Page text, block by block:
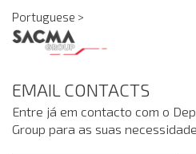
Portuguese >
EMAIL CONTACTS
Entre já em contacto com o
Group para as suas